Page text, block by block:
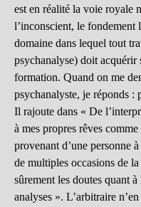
est en réalité la voie royale
l’inconscient, le fondement
domaine dans lequel tout
psychanalyse) doit acquérir
formation. Quand on me
psychanalyste, je réponds :
Il rajoute dans « De
à mes propres rêves
provenant d’une personne
de multiples occasions de
sûrement les doutes quant
analyses ». L’arbitraire